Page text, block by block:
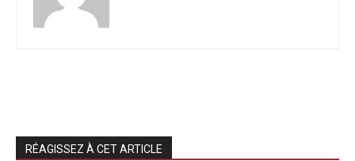
RÉAGISSEZ À CET ARTICLE